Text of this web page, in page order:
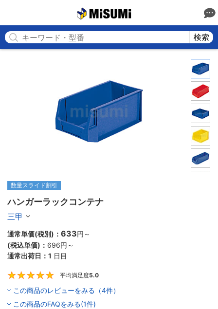
検索
数量スライド割引
ハンガーラックコンテナ
三甲
通常単価(税別)： 633円 ～
(税込単価)： 696円 ～
通常出荷日： 1 日目
平均満足度5.0
この商品のレビューをみる（4件）
この商品のFAQをみる(1件)